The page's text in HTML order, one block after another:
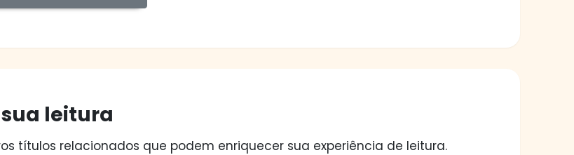
leitura
títulos relacionados que podem enriquecer sua experiência de leitura.